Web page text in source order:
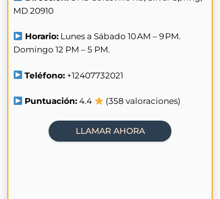
MD 20910
Horario: Lunes a Sábado 10 AM – 9 PM.
Domingo 12 PM – 5 PM.
Teléfono: +12407732021
Puntuación: 4.4 (358 valoraciones)
LLAMAR AHORA